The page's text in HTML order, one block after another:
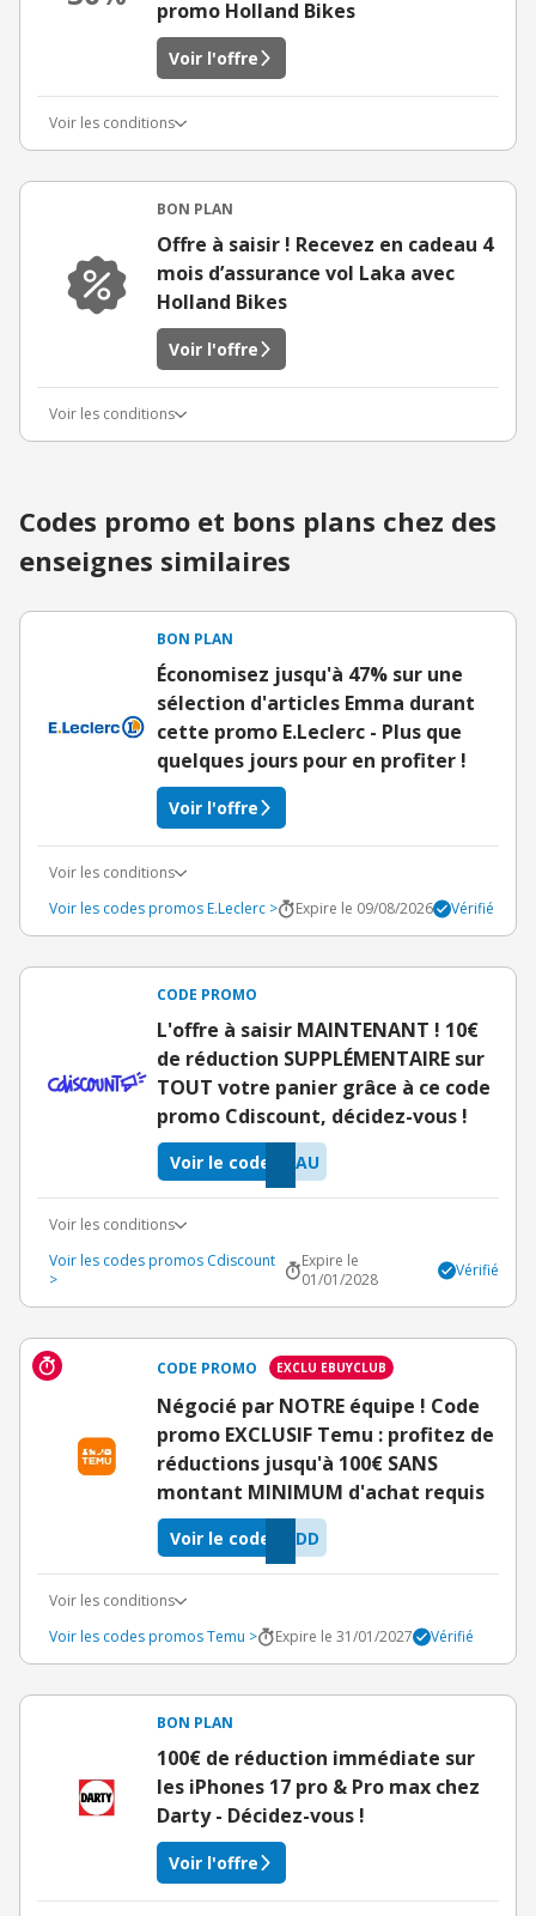
promo Holland Bikes
Voir l'offre
Voir les conditions
BON PLAN
Offre à saisir ! Recevez en cadeau 4
mois d’assurance vol Laka avec
Holland Bikes
Voir l'offre
Voir les conditions
Codes promo et bons plans chez des
enseignes similaires
BON PLAN
Économisez jusqu'à 47% sur une
sélection d'articles Emma durant
cette promo E.Leclerc - Plus que
quelques jours pour en profiter !
Voir l'offre
Voir les conditions
Voir les codes promos E.Leclerc >
Expire le 09/08/2026 Vérifié
CODE PROMO
L'offre à saisir MAINTENANT ! 10€
de réduction SUPPLÉMENTAIRE sur
TOUT votre panier grâce à ce code
promo Cdiscount, décidez-vous !
HAU
Voir le code
Voir les conditions
Voir les codes promos Cdiscount
>
Expire le
01/01/2028
Vérifié
CODE PROMO EXCLU EBUYCLUB
Négocié par NOTRE équipe ! Code
promo EXCLUSIF Temu : profitez de
réductions jusqu'à 100€ SANS
montant MINIMUM d'achat requis
QDD
Voir le code
Voir les conditions
Voir les codes promos Temu >
Expire le 31/01/2027 Vérifié
BON PLAN
100€ de réduction immédiate sur
les iPhones 17 pro & Pro max chez
Darty - Décidez-vous !
Voir l'offre